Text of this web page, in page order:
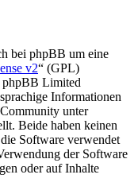
bei phpBB um eine
v2“ (GPL)
phpBB Limited
Informationen
unter
Beide haben keinen
Software verwendet
der Software
oder auf Inhalte